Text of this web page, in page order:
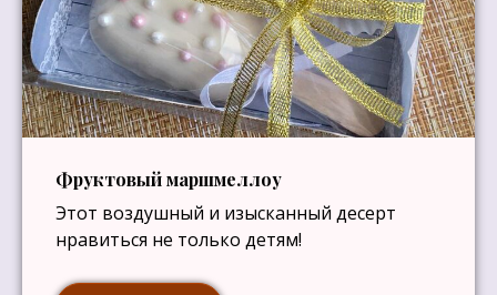
Фруктовый маршмеллоу
Этот воздушный и изысканный десерт
нравиться не только детям!